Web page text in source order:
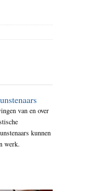
van en over
kunnen
werk.